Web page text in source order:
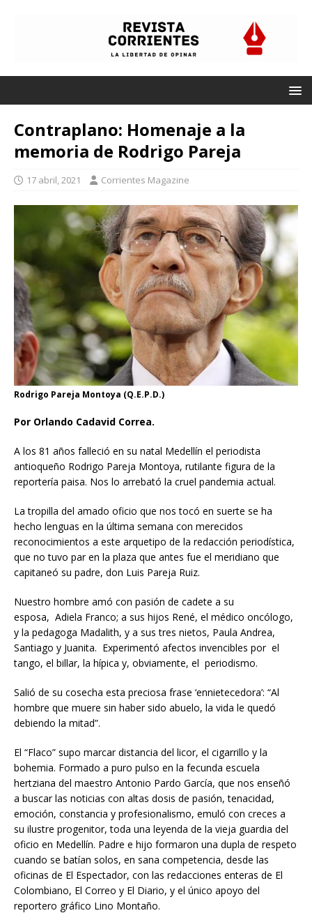
Contraplano: Homenaje a la
memoria de Rodrigo Pareja
17 abril, 2021 Corrientes Magazine
Rodrigo Pareja Montoya (Q.E.P.D.)
Por Orlando Cadavid Correa.
A los 81 años falleció en su natal Medellín el periodista
antioqueño Rodrigo Pareja Montoya, rutilante figura de la
reportería paisa. Nos lo arrebató la cruel pandemia actual.
La tropilla del amado oficio que nos tocó en suerte se ha
hecho lenguas en la última semana con merecidos
reconocimientos a este arquetipo de la redacción periodística,
que no tuvo par en la plaza que antes fue el meridiano que
capitaneó su padre, don Luis Pareja Ruiz.
Nuestro hombre amó con pasión de cadete a su
esposa, Adiela Franco; a sus hijos René, el médico oncólogo,
y la pedagoga Madalith, y a sus tres nietos, Paula Andrea,
Santiago y Juanita. Experimentó afectos invencibles por el
tango, el billar, la hípica y, obviamente, el periodismo.
Salió de su cosecha esta preciosa frase ‘ennietecedora’: “Al
hombre que muere sin haber sido abuelo, la vida le quedó
debiendo la mitad”.
El “Flaco” supo marcar distancia del licor, el cigarrillo y la
bohemia. Formado a puro pulso en la fecunda escuela
hertziana del maestro Antonio Pardo García, que nos enseñó
a buscar las noticias con altas dosis de pasión, tenacidad,
emoción, constancia y profesionalismo, emuló con creces a
su ilustre progenitor, toda una leyenda de la vieja guardia del
oficio en Medellín. Padre e hijo formaron una dupla de respeto
cuando se batían solos, en sana competencia, desde las
oficinas de El Espectador, con las redacciones enteras de El
Colombiano, El Correo y El Diario, y el único apoyo del
reportero gráfico Lino Montaño.